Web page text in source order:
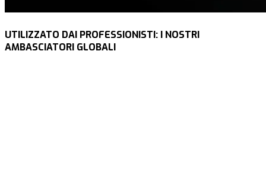
UTILIZZATO DAI PROFESSIONISTI: I NOSTRI
AMBASCIATORI GLOBALI